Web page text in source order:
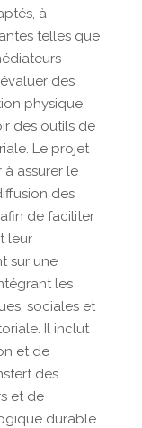
à
telles que
des
physique,
des outils de
Le projet
assurer le
des
de faciliter
leur
sur une
les
sociales et
Il inclut
et de
des
et de
durable